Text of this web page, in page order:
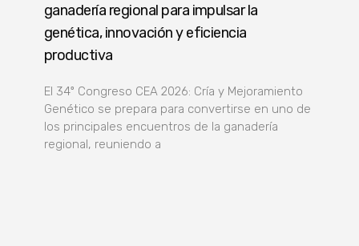
ganadería regional para impulsar la
genética, innovación y eficiencia
productiva
El 34º Congreso CEA 2026: Cría y Mejoramiento
Genético se prepara para convertirse en uno de
los principales encuentros de la ganadería
regional, reuniendo a